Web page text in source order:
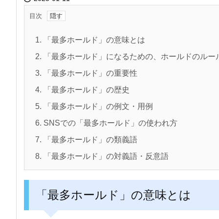
目次
1. 「最多ホールド」の意味とは
2. 「最多ホールド」になるための、ホールドのルー
3. 「最多ホールド」の重要性
4. 「最多ホールド」の歴史
5. 「最多ホールド」の例文・用例
6. SNSでの「最多ホールド」の使われ方
7. 「最多ホールド」の類義語
8. 「最多ホールド」の対義語・反意語
「最多ホールド」の意味とは